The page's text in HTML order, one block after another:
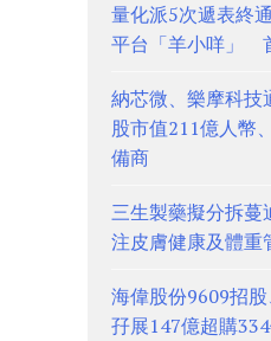
量化派5次遞表終
平台「羊小咩」
納芯微、樂摩科
股市值211億人幣
備商
三生製藥擬分拆
注皮膚健康及體重
海偉股份9609招
孖展147億超購